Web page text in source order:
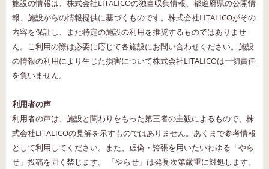
施設の情報は、株式会社LITALICOの独自収集情報、都道府県の公開情
報、施設からの情報提供に基づくものです。株式会社LITALICOがその
内容を保証し、また特定の施設の利用を推奨するものではありませ
ん。ご利用の際は必要に応じて各施設にお問い合わせください。施設
の情報の利用により生じた損害について株式会社LITALICOは一切責任
を負いません。
利用者の声
利用者の声は、施設と関わりをもった第三者の主観によるもので、株
式会社LITALICOの見解を示すものではありません。あくまで参考情報
として利用してください。また、虚偽・誇張を用いたいわゆる「やら
せ」投稿を固く禁じます。 「やらせ」は発見次第厳重に対処します。